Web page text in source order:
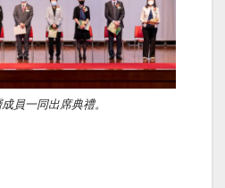
員一同出席典禮。